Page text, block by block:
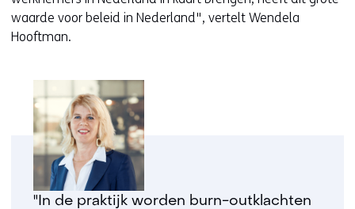
waarde voor beleid in Nederland", vertelt Wendela
Hooftman.
"In de praktijk worden burn-outklachten